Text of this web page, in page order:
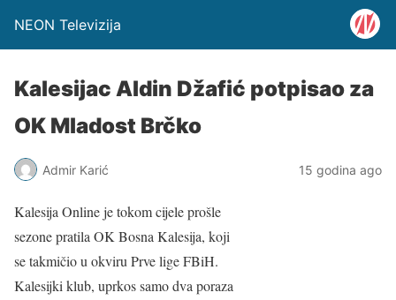
NEON Televizija
Kalesijac Aldin Džafić potpisao za
OK Mladost Brčko
Admir Karić 15 godina ago
Kalesija Online je tokom cijele prošle
sezone pratila OK Bosna Kalesija, koji
se takmičio u okviru Prve lige FBiH.
Kalesijki klub, uprkos samo dva poraza